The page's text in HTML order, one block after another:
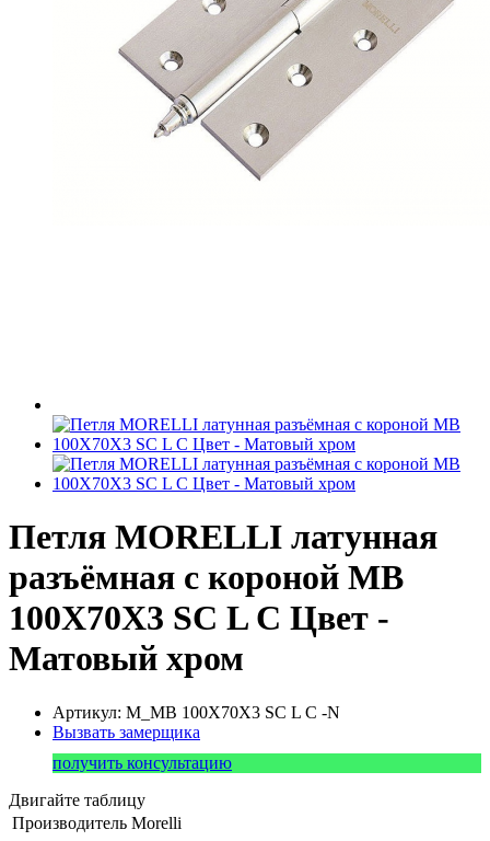
Петля MORELLI латунная
разъёмная с короной MB
100X70X3 SC L C Цвет -
Матовый хром
Артикул: M_MB 100X70X3 SC L C -N
Вызвать замерщика
получить консультацию
Двигайте таблицу
Производитель Morelli